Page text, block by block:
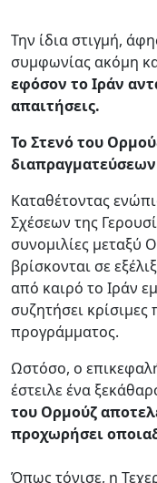
Την ίδια στιγμή,
συμφωνίας ακόμη
εφόσον το Ιράν
απαιτήσεις.
Το Στενό του
διαπραγματεύσεων
Καταθέτοντας
Σχέσεων της
συνομιλίες μεταξύ
βρίσκονται σε
από καιρό το Ιράν
συζητήσει
προγράμματος.
Ωστόσο, ο
έστειλε ένα
του Ορμούζ
προχωρήσει
Όπως τόνισε, η